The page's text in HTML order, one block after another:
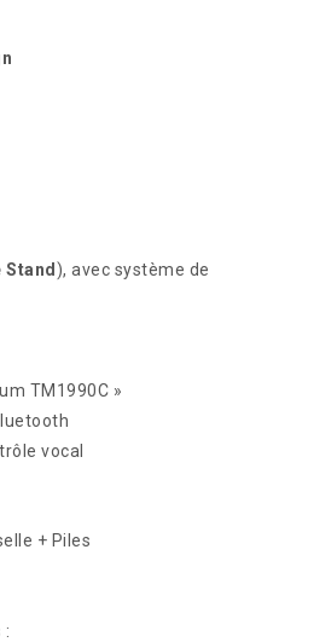
Stand ), avec système de
TM1990C »
vocal
+ Piles
: